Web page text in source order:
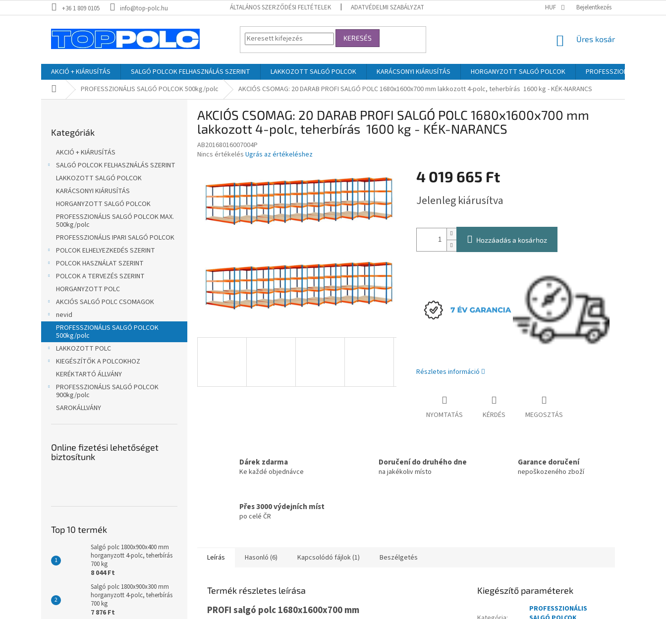
a
+36 1 809 0105 info@top-polc.hu ÁLTALÁNOS SZERZŐDÉSI FELTÉTELEK ADATVÉDELMI SZABÁLYZAT HUF Bejelentkezés
KERESÉS KOSÁR
Üres kosár
AKCIÓ + KIÁRUSÍTÁS SALGÓ POLCOK FELHASZNÁLÁS SZERINT LAKKOZOTT SALGÓ POLCOK KARÁCSONYI KIÁRUSÍTÁS HORGANYZOTT SALGÓ POLCOK
PROFESSZIONÁLIS
KezdőlapPROFESSZIONÁLIS SALGÓ POLCOK 500kg/polc AKCIÓS CSOMAG: 20 DARAB PROFI SALGÓ POLC 1680x1600x700 mm lakkozott 4-polc, teherbírás 1600 kg - KÉK-NARANCS
átugrása
Kategóriák
AKCIÓ + KIÁRUSÍTÁS
SALGÓ POLCOK FELHASZNÁLÁS SZERINT
LAKKOZOTT SALGÓ POLCOK
KARÁCSONYI KIÁRUSÍTÁS
HORGANYZOTT SALGÓ POLCOK
PROFESSZIONÁLIS SALGÓ POLCOK MAX.
500kg/polc
PROFESSZIONÁLIS IPARI SALGÓ POLCOK
POLCOK ELHELYEZKEDÉS SZERINT
POLCOK HASZNÁLAT SZERINT
POLCOK A TERVEZÉS SZERINT
HORGANYZOTT POLC
AKCIÓS SALGÓ POLC CSOMAGOK
nevid
PROFESSZIONÁLIS SALGÓ POLCOK
500kg/polc
LAKKOZOTT POLC
KIEGÉSZÍTŐK A POLCOKHOZ
KERÉKTARTÓ ÁLLVÁNY
PROFESSZIONÁLIS SALGÓ POLCOK
900kg/polc
SAROKÁLLVÁNY
Online fizetési lehetőséget
biztosítunk
Top 10 termék
Salgó polc 1800x900x400 mm
horganyzott 4-polc, teherbírás
700 kg
8 044 Ft
Salgó polc 1800x900x300 mm
horganyzott 4-polc, teherbírás
700 kg
7 876 Ft
AKCIÓS CSOMAG: 20 DARAB PROFI SALGÓ POLC 1680x1600x700 mm
lakkozott 4-polc, teherbírás 1600 kg - KÉK-NARANCS
AB20168016007004P
A
értékelése
csillag.
Nincs értékelés Ugrás az értékeléshez
4 019 665 Ft
Jelenleg kiárusítva
Hozzáadás a kosárhoz
Részletes információ
NYOMTATÁS KÉRDÉS MEGOSZTÁS
Dárek zdarma
Ke každé objednávce
Doručení do druhého dne
na jakékoliv místo
Garance doručení
nepoškozeného zboží
Přes 3000 výdejních míst
po celé ČR
Leírás Hasonló (6) Kapcsolódó fájlok (1) Beszélgetés
Termék részletes leírása
PROFI salgó polc 1680x1600x700 mm
Kiegészítő paraméterek
PROFESSZIONÁLIS